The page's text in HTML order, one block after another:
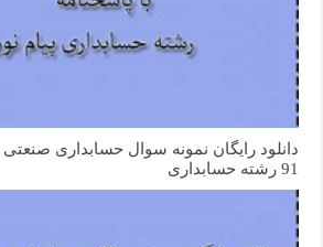
91 رشته حسابداری